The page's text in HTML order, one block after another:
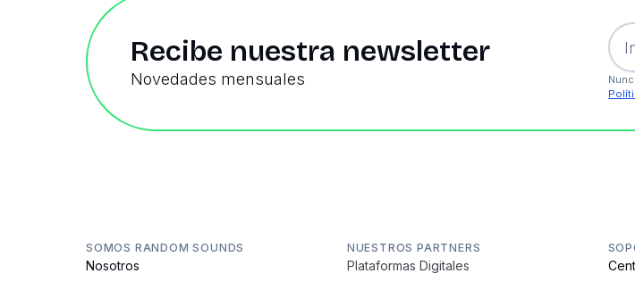
Recibe nuestra newsletter
Novedades mensuales
SOMOS RANDOM SOUNDS
Nosotros
NUESTROS PARTNERS
Plataformas Digitales